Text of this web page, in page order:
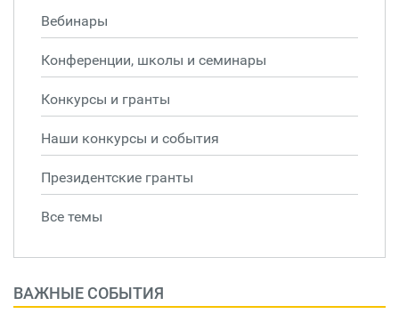
Вебинары
Конференции, школы и семинары
Конкурсы и гранты
Наши конкурсы и события
Президентские гранты
Все темы
ВАЖНЫЕ СОБЫТИЯ